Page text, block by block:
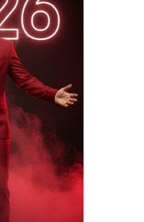
দিবস উপলক্ষে
সরকারি প্রাথমিক
আবৃত্তি, রচনা
বিতরণ ও
অফিসের কার্য
মন্তব্য ঘিরে
রিলিজ
দিবস
ও জুলাই
কার্ড শুমারি: তথ্য
পদে
প্রকাশ